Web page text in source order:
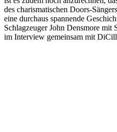
des charismatischen Doors-
eine durchaus spannende
Schlagzeuger John Densmore mit
im Interview gemeinsam mit